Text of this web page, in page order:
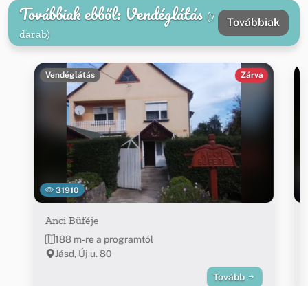
Továbbiak ebből: Vendéglátás (7
darab)
Továbbiak
31910
Vendéglátás Zárva
Anci Büféje
188 m-re a programtól
Jásd, Új u. 80
Tovább